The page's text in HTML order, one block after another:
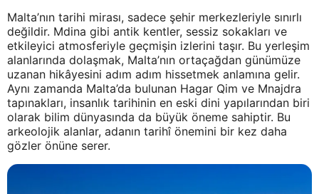
Malta’nın tarihi mirası, sadece şehir merkezleriyle sınırlı
değildir. Mdina gibi antik kentler, sessiz sokakları ve
etkileyici atmosferiyle geçmişin izlerini taşır. Bu yerleşim
alanlarında dolaşmak, Malta’nın ortaçağdan günümüze
uzanan hikâyesini adım adım hissetmek anlamına gelir.
Aynı zamanda Malta’da bulunan Hagar Qim ve Mnajdra
tapınakları, insanlık tarihinin en eski dini yapılarından biri
olarak bilim dünyasında da büyük öneme sahiptir. Bu
arkeolojik alanlar, adanın tarihî önemini bir kez daha
gözler önüne serer.